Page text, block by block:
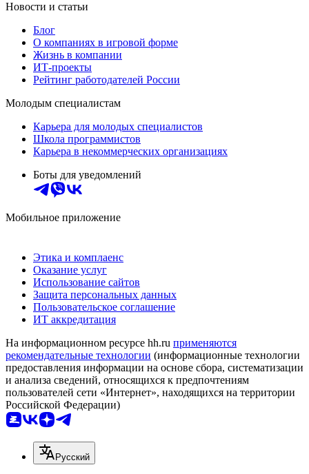
Новости и статьи
Блог
О компаниях в игровой форме
Жизнь в компании
ИТ-проекты
Рейтинг работодателей России
Молодым специалистам
Карьера для молодых специалистов
Школа программистов
Карьера в некоммерческих организациях
Боты для уведомлений
Мобильное приложение
Этика и комплаенс
Оказание услуг
Использование сайтов
Защита персональных данных
Пользовательское соглашение
ИТ аккредитация
На информационном ресурсе hh.ru применяются
рекомендательные технологии (информационные технологии
предоставления информации на основе сбора, систематизации
и анализа сведений, относящихся к предпочтениям
пользователей сети «Интернет», находящихся на территории
Российской Федерации)
Русский